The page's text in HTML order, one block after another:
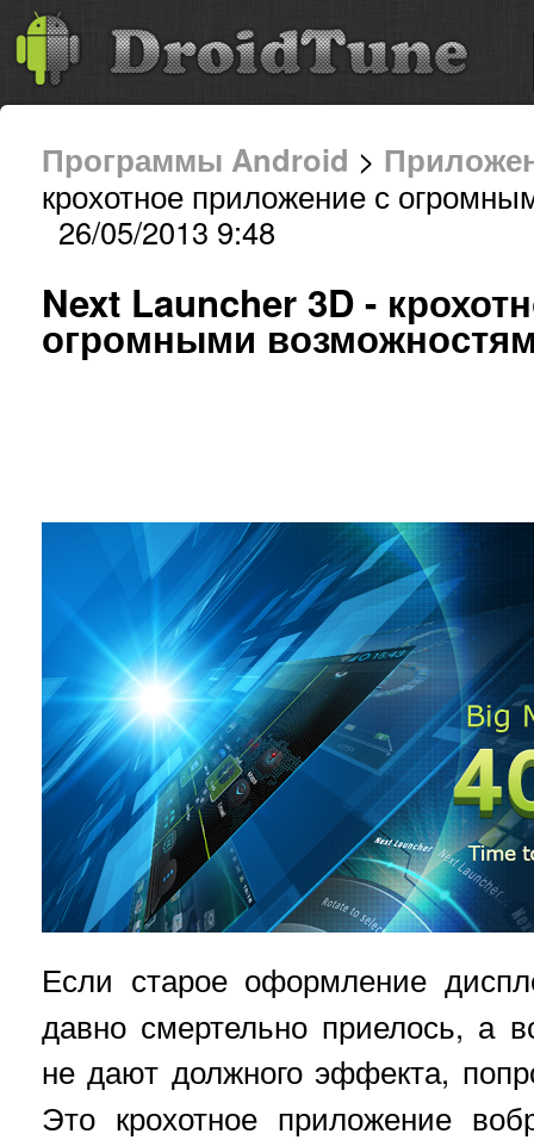
Программы Android >
крохотное приложение с
26/05/2013 9:48
Next Launcher 3D -
огромными
Если старое оформление
давно смертельно приелось, а
не дают должного эффекта,
Это крохотное приложение